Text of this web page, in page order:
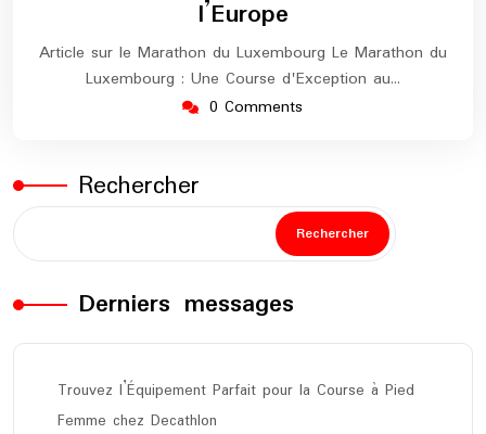
l’Europe
Article sur le Marathon du Luxembourg Le Marathon du
Luxembourg : Une Course d'Exception au…
0 Comments
Rechercher
Rechercher
Derniers messages
Trouvez l’Équipement Parfait pour la Course à Pied
Femme chez Decathlon